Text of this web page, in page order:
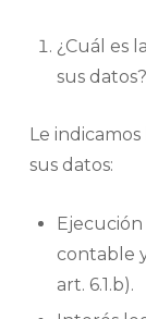
¿Cuál es
sus datos?
Le
sus datos:
contable
art. 6.1.b).